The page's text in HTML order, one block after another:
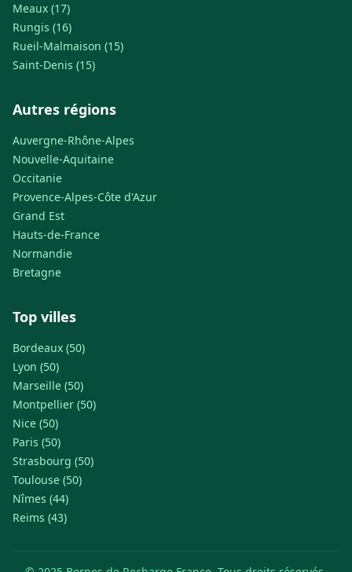
Meaux (17)
Rungis (16)
Rueil-Malmaison (15)
Saint-Denis (15)
Autres régions
Auvergne-Rhône-Alpes
Nouvelle-Aquitaine
Occitanie
Provence-Alpes-Côte d'Azur
Grand Est
Hauts-de-France
Normandie
Bretagne
Top villes
Bordeaux (50)
Lyon (50)
Marseille (50)
Montpellier (50)
Nice (50)
Paris (50)
Strasbourg (50)
Toulouse (50)
Nîmes (44)
Reims (43)